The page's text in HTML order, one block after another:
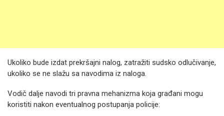
Ukoliko bude izdat prekršajni nalog, zatražiti sudsko odlučivanje,
ukoliko se ne slažu sa navodima iz naloga.
Vodič dalje navodi tri pravna mehanizma koja građani mogu
koristiti nakon eventualnog postupanja policije: